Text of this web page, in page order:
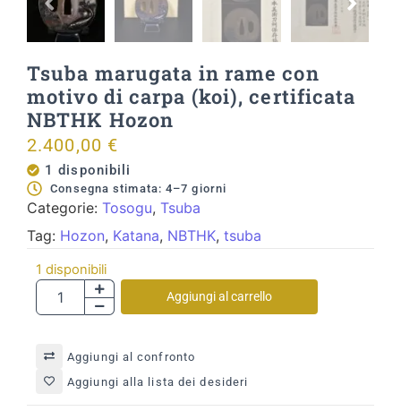
Tsuba marugata in rame con
motivo di carpa (koi), certificata
NBTHK Hozon
2.400,00 €
1 disponibili
Consegna stimata: 4–7 giorni
Categorie: Tosogu, Tsuba
Tag: Hozon, Katana, NBTHK, tsuba
1 disponibili
Aggiungi al carrello
Aggiungi al confronto
Aggiungi alla lista dei desideri